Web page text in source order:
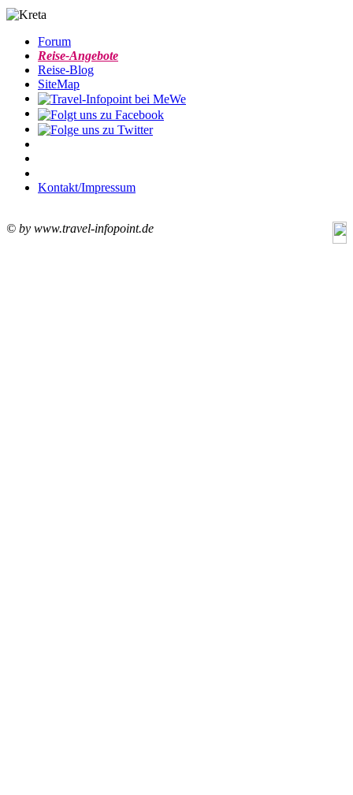
Forum
Reise-Angebote
Reise-Blog
SiteMap
Kontakt/Impressum
© by www.travel-infopoint.de